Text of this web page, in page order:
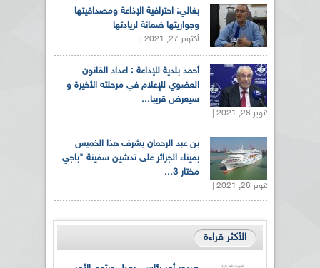
بغالي: احترافية الإذاعة ومصداقيتها
وجواريتها ضمانة لريادتها
أكتوبر 27, 2021 |
أحمد بلدية للإذاعة : اعداد القانون
العضوي للإعلام في مرحلته الأخيرة و
سيعرض قريبا...
أكتوبر 28, 2021 |
بن عبد الرحمان يشرف هذا الخميس
بميناء الجزائر على تدشين سفينة "باجي
مختار 3...
أكتوبر 28, 2021 |
الأكثر قراءة